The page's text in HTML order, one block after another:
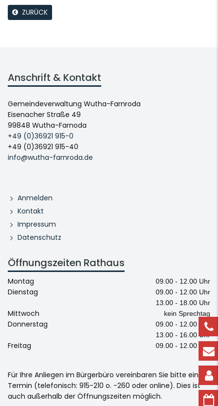
ZURÜCK
Anschrift & Kontakt
Gemeindeverwaltung Wutha-Farnroda
Eisenacher Straße 49
99848 Wutha-Farnoda
+49 (0)36921 915-0
+49 (0)36921 915-40
info@wutha-farnroda.de
Anmelden
Kontakt
Impressum
Datenschutz
Öffnungszeiten Rathaus
Montag 09.00 - 12.00 Uhr
Dienstag
09.00 - 12.00 Uhr
13.00 - 18.00 Uhr
Mittwoch kein Sprechtag
Donnerstag
09.00 - 12.00 Uhr
13.00 - 16.00 Uhr
Freitag 09.00 - 12.00 Uhr
Für Ihre Anliegen im Bürgerbüro vereinbaren Sie bitte einen
Termin (telefonisch: 915-210 o. -260 oder online). Dies ist
auch außerhalb der Öffnungszeiten möglich.